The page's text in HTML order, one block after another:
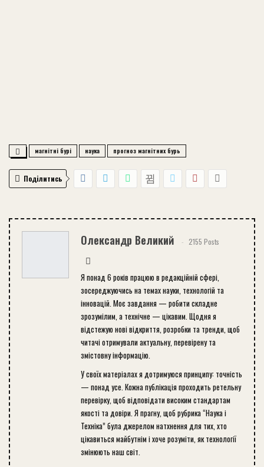
магнітні бурі наука прогноз магнітних бурь
Поділитись
Олександр Великий 2155 Posts
Я понад 6 років працюю в редакційній сфері,
зосереджуючись на темах науки, технологій та
інновацій. Моє завдання — робити складне
зрозумілим, а технічне — цікавим. Щодня я
відстежую нові відкриття, розробки та тренди, щоб
читачі отримували актуальну, перевірену та
змістовну інформацію.
У своїх матеріалах я дотримуюся принципу: точність
— понад усе. Кожна публікація проходить ретельну
перевірку, щоб відповідати високим стандартам
якості та довіри. Я прагну, щоб рубрика “Наука і
Техніка” була джерелом натхнення для тих, хто
цікавиться майбутнім і хоче розуміти, як технології
змінюють наш світ.